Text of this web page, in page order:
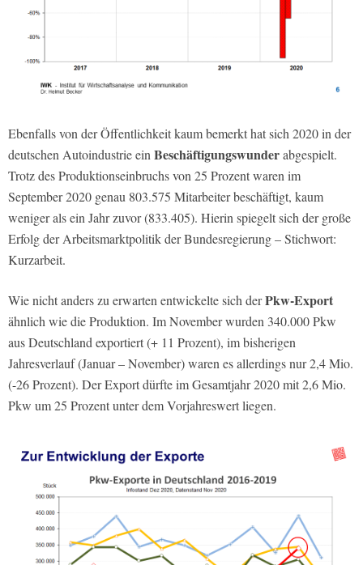
Ebenfalls von der Öffentlichkeit kaum bemerkt hat sich 2020 in der
deutschen Autoindustrie einBeschäftigungswunderabgespielt.
Trotz des Produktionseinbruchs von 25 Prozent waren im
September 2020 genau 803.575 Mitarbeiter beschäftigt, kaum
weniger als ein Jahr zuvor (833.405). Hierin spiegelt sich der große
Erfolg der Arbeitsmarktpolitik der Bundesregierung – Stichwort:
Kurzarbeit.
Wie nicht anders zu erwarten entwickelte sich derPkw-Export
ähnlich wie die Produktion. Im November wurden 340.000 Pkw
aus Deutschland exportiert (+ 11 Prozent), im bisherigen
Jahresverlauf (Januar – November) waren es allerdings nur 2,4 Mio.
(-26 Prozent). Der Export dürfte im Gesamtjahr 2020 mit 2,6 Mio.
Pkw um 25 Prozent unter dem Vorjahreswert liegen.